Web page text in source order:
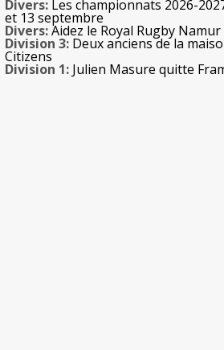
Divers: Les championnats 2026-
et 13 septembre
Divers:Aidez le Royal Rugby
Division 3: Deux anciens de la
Citizens
Division 1: Julien Masure quitte